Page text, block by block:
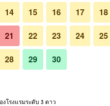
อื่น ๆ
รูปภาพของ โรงแรมเซ็นได อะกิอุ
14 15 16 17 18
21 22 23 24 25
28 29 30
โรงแรมระดับ 3 ดาว